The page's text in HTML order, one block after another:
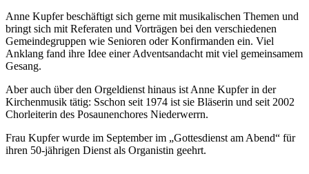
Anne Kupfer beschäftigt sich gerne mit musikalischen Themen und
bringt sich mit Referaten und Vorträgen bei den verschiedenen
Gemeindegruppen wie Senioren oder Konfirmanden ein. Viel
Anklang fand ihre Idee einer Adventsandacht mit viel gemeinsamem
Gesang.
Aber auch über den Orgeldienst hinaus ist Anne Kupfer in der
Kirchenmusik tätig: Sschon seit 1974 ist sie Bläserin und seit 2002
Chorleiterin des Posaunenchores Niederwerrn.
Frau Kupfer wurde im September im „Gottesdienst am Abend“ für
ihren 50-jährigen Dienst als Organistin geehrt.